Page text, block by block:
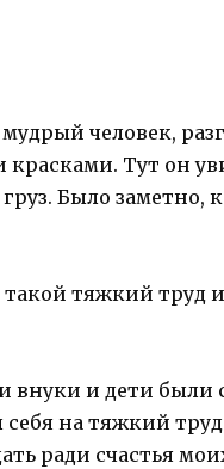
человек,
Тут он
Было заметно,
тяжкий труд
внуки и дети
на тяжкий
ради счастья